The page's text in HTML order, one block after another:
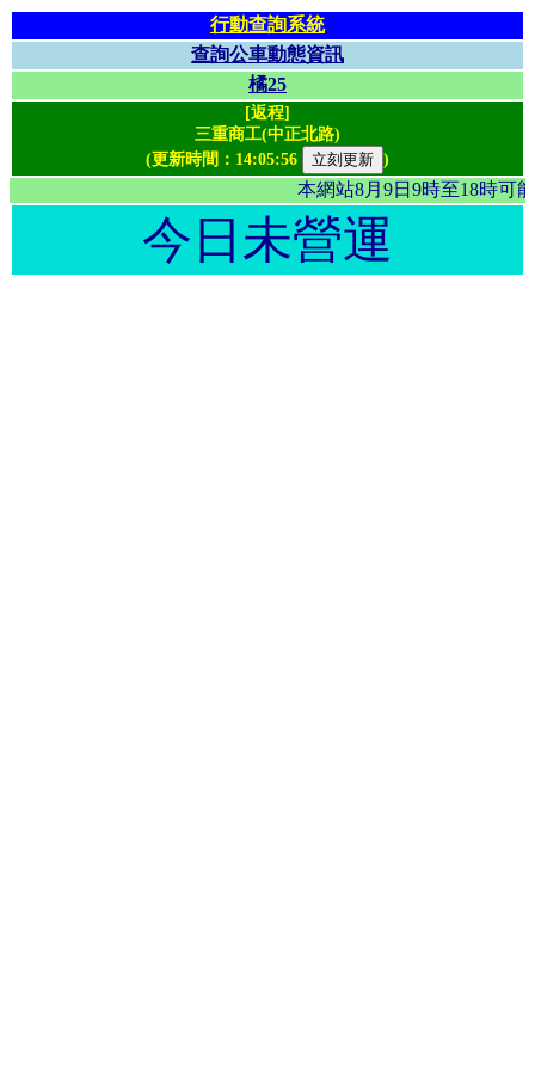
行動查詢系統
查詢公車動態資訊
橘25
[返程]
三重商工(中正北路)
(更新時間： 14:05:56 )
本網站8月9日9時至18
今日未營運